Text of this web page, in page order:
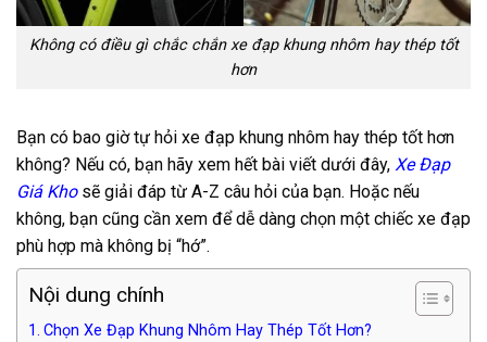
Không có điều gì chắc chắn xe đạp khung nhôm hay thép tốt
hơn
Bạn có bao giờ tự hỏi xe đạp khung nhôm hay thép tốt hơn
không? Nếu có, bạn hãy xem hết bài viết dưới đây, Xe Đạp
Giá Khosẽ giải đáp từ A-Z câu hỏi của bạn. Hoặc nếu
không, bạn cũng cần xem để dễ dàng chọn một chiếc xe đạp
phù hợp mà không bị “hớ”.
Nội dung chính
Chọn Xe Đạp Khung Nhôm Hay Thép Tốt Hơn?